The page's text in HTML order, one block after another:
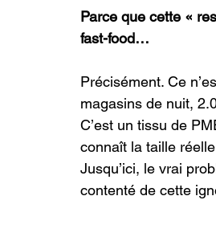
Parce que cette «
fast-food…
Précisément. Ce
magasins de nuit,
C’est un tissu de
connaît la taille
Jusqu’ici, le vrai
contenté de cette